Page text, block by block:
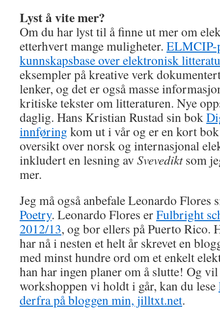
Lyst å vite mer?
Om du har lyst til å finne ut mer om
etterhvert mange muligheter. ELMCIP-
kunnskapsbase over elektronisk
eksempler på kreative verk
lenker, og det er også masse
kritiske tekster om litteraturen. Nye
daglig. Hans Kristian Rustad sin bok
innføring kom ut i vår og er en kort
oversikt over norsk og internasjonal
inkludert en lesning av Svevediktsom
mer.
Jeg må også anbefale Leonardo
Poetry. Leonardo Flores erFulbright
2012/13, og bor ellers på Puerto Rico.
har nå i nesten et helt år skrevet en
med minst hundre ord om et enkelt
han har ingen planer om å slutte! Og
workshoppen vi holdt i går, kan du lese
derfra på bloggen min, jilltxt.net.